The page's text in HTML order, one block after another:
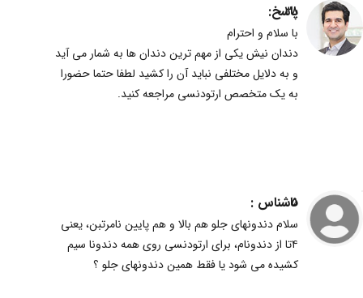
پاسخ:
با سلام و احترام
دندان نیش یکی از مهم ترین دندان ها به شمار می آید
و به دلایل مختلفی نباید آن را کشید لطفا حتما حضورا
به یک متخصص ارتودنسی مراجعه کنید.
38
ناشناس :
سلام دندونهای جلو هم بالا و هم پایین نامرتبن، یعنی
۴تا از دندونام، برای ارتودنسی روی همه دندونا سیم
کشیده می شود یا فقط همین دندونهای جلو ؟
5